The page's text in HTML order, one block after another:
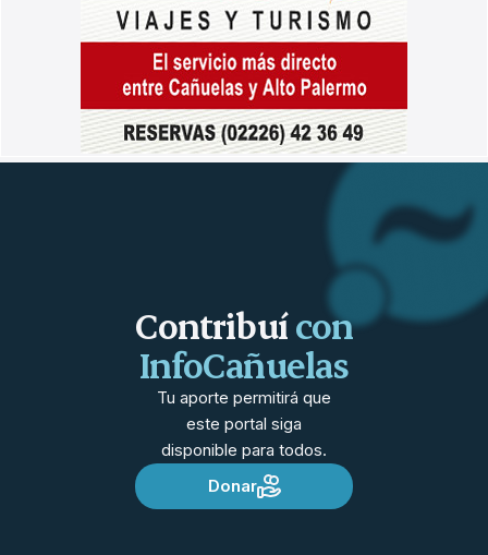
Contribuícon
InfoCañuelas
Tu aporte permitirá que
este portal siga
disponible para todos.
Donar